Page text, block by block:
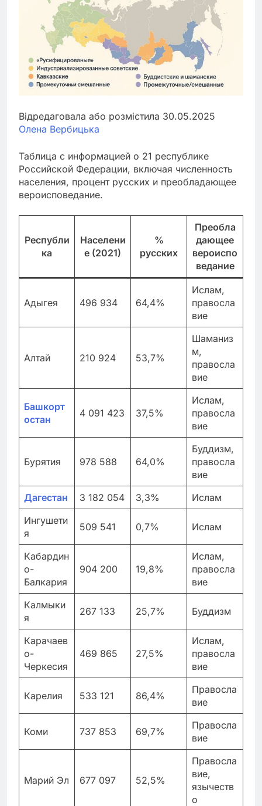
Відредаговала або розмістила 30.05.2025
Олена Вербицька
Таблица с информацией о 21 республике
Российской Федерации, включая численность
населения, процент русских и преобладающее
вероисповедание.
Республи
ка
Населени
е (2021)
%
русских
Преобла
дающее
вероиспо
ведание
Адыгея 496 934 64,4%
Ислам,
правосла
вие
Алтай 210 924 53,7%
Шаманиз
м,
правосла
вие
Башкорт
остан
4 091 423 37,5%
Ислам,
правосла
вие
Бурятия 978 588 64,0%
Буддизм,
правосла
вие
Дагестан
3 182 054 3,3%
Ислам
Ингушети
я
509 541 0,7% Ислам
Кабардин
о-
Балкария
904 200 19,8%
Ислам,
правосла
вие
Калмыки
я
267 133 25,7% Буддизм
Карачаев
о-
Черкесия
469 865 27,5%
Ислам,
правосла
вие
Карелия 533 121 86,4%
Правосла
вие
Коми 737 853 69,7%
Правосла
вие
Марий Эл 677 097 52,5%
Правосла
вие,
язычеств
о